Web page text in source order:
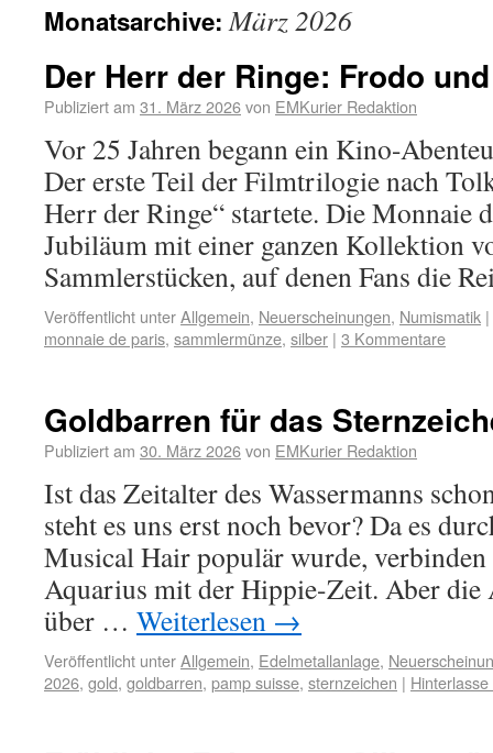
Monatsarchive:März 2026
Der Herr der Ringe: Frodo
Publiziert am 31. März 2026von EMKurier Redaktion
Vor 25 Jahren begann ein Kino-
Der erste Teil der Filmtrilogie nach
Herr der Ringe“ startete. Die Monnaie
Jubiläum mit einer ganzen Kollektion
Sammlerstücken, auf denen Fans die
Veröffentlicht unterAllgemein, Neuerscheinungen, Numismatik |
monnaie de paris, sammlermünze, silber | 3 Kommentare
Goldbarren für das
Publiziert am 30. März 2026von EMKurier Redaktion
Ist das Zeitalter des Wassermanns
steht es uns erst noch bevor? Da es
Musical Hair populär wurde,
Aquarius mit der Hippie-Zeit. Aber die
über … Weiterlesen →
Veröffentlicht unterAllgemein, Edelmetallanlage,
2026, gold, goldbarren, pamp suisse, sternzeichen |